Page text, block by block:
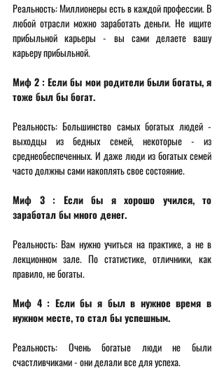
Реальность: Миллионеры есть в каждой профессии. В
любой отрасли можно заработать деньги. Не ищите
прибыльной карьеры - вы сами делаете вашу
карьеру прибыльной.
Миф 2 : Если бы мои родители были богаты, я
тоже был бы богат.
Реальность: Большинство самых богатых людей -
выходцы из бедных семей, некоторые - из
среднеобеспеченных. И даже люди из богатых семей
часто должны сами накоплять свое состояние.
Миф 3 : Если бы я хорошо учился, то
заработал бы много денег.
Реальность: Вам нужно учиться на практике, а не в
лекционном зале. По статистике, отличники, как
правило, не богаты.
Миф 4 : Если бы я был в нужное время в
нужном месте, то стал бы успешным.
Реальность: Очень богатые люди не были
счастливчиками - они делали все для успеха.